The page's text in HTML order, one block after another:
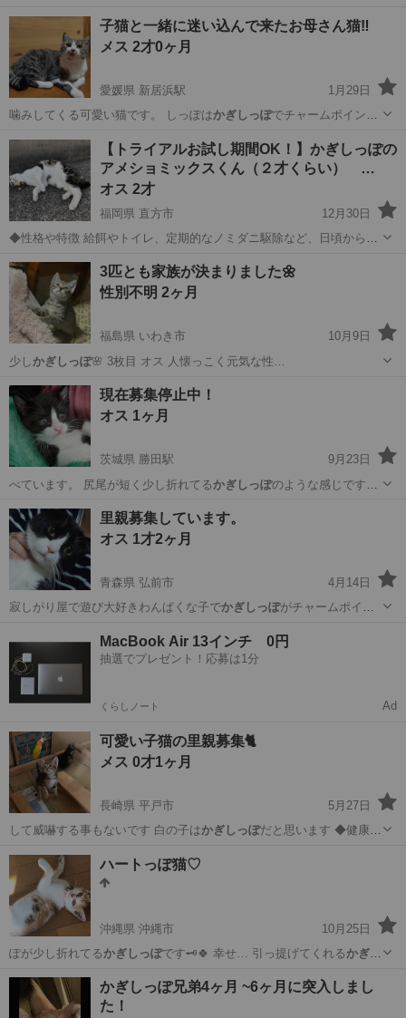
岡山 岡山市 大元駅 猫 キジトラ
子猫と一緒に迷い込んで来たお母さん猫‼️
メス 2才0ヶ月
愛媛県 新居浜駅
1月29日
噛みしてくる可愛い猫です。 しっぽはかぎしっぽでチャームポイント
愛媛 新居浜市 新居浜駅 猫 しま
【トライアルお試し期間OK！】かぎしっぽの
アメショミックスくん（２才くらい） …
オス 2才
福岡県 直方市
12月30日
◆性格や特徴 給餌やトイレ、定期的なノミダニ駆除など、日頃から世
ヘアでカギシッポです。 少し警戒心が強いようですが、人懐っこく穏
やかな子です。 ...
福岡 直方市 特徴
3匹とも家族が決まりました🌼
性別不明 2ヶ月
福島県 いわき市
10月9日
少しかぎしっぽ🌸 3枚目 オス 人懐っこく元気な性…
福島 いわき市 猫 性格
現在募集停止中！
オス 1ヶ月
茨城県 勝田駅
9月23日
べています。 尻尾が短く少し折れてるかぎしっぽのような感じです。
茨城 ひたちなか市 猫
里親募集しています。
オス 1才2ヶ月
青森県 弘前市
4月14日
寂しがり屋で遊び大好きわんぱくな子でかぎしっぽがチャームポイン
健康状態
MacBook Air 13インチ 0円
抽選でプレゼント！応募は1分
くらしノート Ad
可愛い子猫の里親募集🐈
メス 0才1ヶ月
長崎県 平戸市
5月27日
して威嚇する事もないです 白の子はかぎしっぽだと思います ◆健康状
長崎 平戸市 かぎしっぽ
ハートっぽ猫♡
沖縄県 沖縄市
10月25日
ぽが少し折れてるかぎしっぽです🗝🍀 幸せ… 引っ提げてくれるかぎし
沖縄 沖縄市 猫 三毛
かぎしっぽ兄弟4ヶ月 ~6ヶ月に突入しまし
た！